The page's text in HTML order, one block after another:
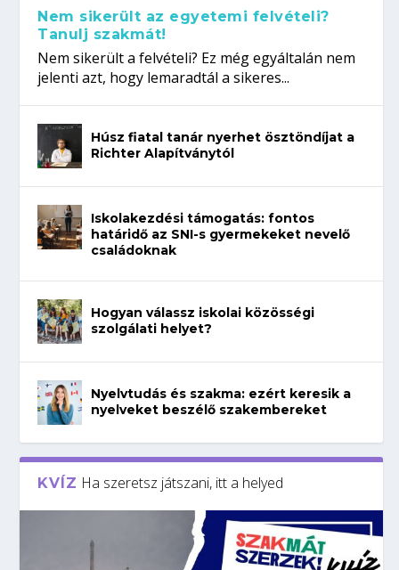
Nem sikerült az egyetemi felvételi?
Tanulj szakmát!
Nem sikerült a felvételi? Ez még egyáltalán nem
jelenti azt, hogy lemaradtál a sikeres...
Húsz fiatal tanár nyerhet ösztöndíjat a
Richter Alapítványtól
Iskolakezdési támogatás: fontos
határidő az SNI-s gyermekeket nevelő
családoknak
Hogyan válassz iskolai közösségi
szolgálati helyet?
Nyelvtudás és szakma: ezért keresik a
nyelveket beszélő szakembereket
KVÍZ Ha szeretsz játszani, itt a helyed